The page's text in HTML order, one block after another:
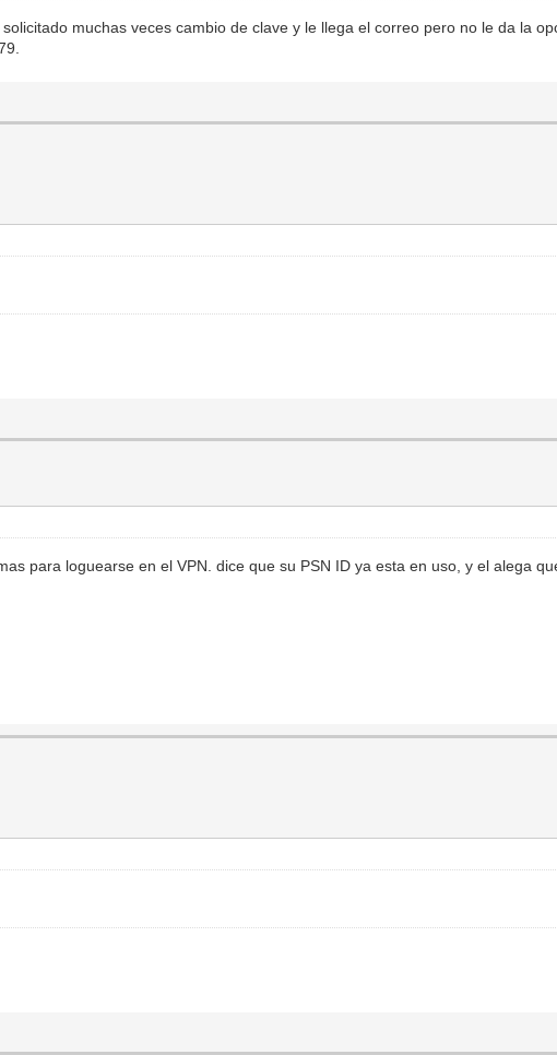
muchas veces cambio de clave y le llega el correo pero no le da la
para loguearse en el VPN. dice que su PSN ID ya esta en uso, y el alega